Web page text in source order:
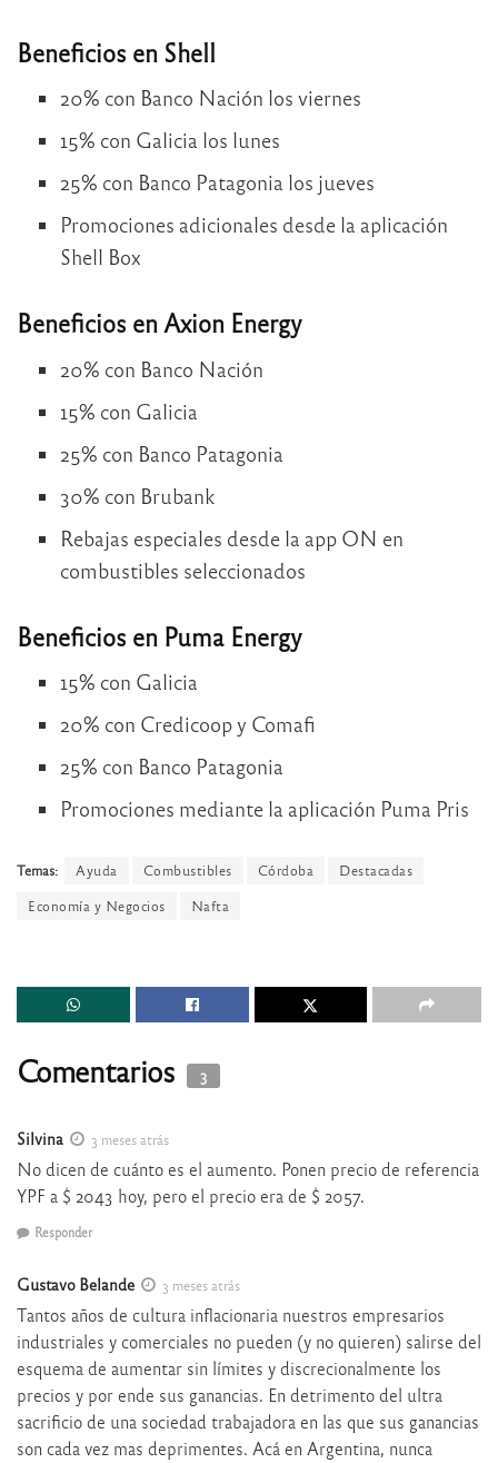
Beneficios en Shell
20% con Banco Nación los viernes
15% con Galicia los lunes
25% con Banco Patagonia los jueves
Promociones adicionales desde la aplicación
Shell Box
Beneficios en Axion Energy
20% con Banco Nación
15% con Galicia
25% con Banco Patagonia
30% con Brubank
Rebajas especiales desde la app ON en
combustibles seleccionados
Beneficios en Puma Energy
15% con Galicia
20% con Credicoop y Comafi
25% con Banco Patagonia
Promociones mediante la aplicación Puma Pris
Temas: Ayuda Combustibles Córdoba
Destacadas
Economía y Negocios
Nafta
Comentarios 3
Silvina 3 meses atrás
No dicen de cuánto es el aumento. Ponen precio de referencia
YPF a $ 2043 hoy, pero el precio era de $ 2057.
Responder
Gustavo Belande 3 meses atrás
Tantos años de cultura inflacionaria nuestros empresarios
industriales y comerciales no pueden (y no quieren) salirse del
esquema de aumentar sin límites y discrecionalmente los
precios y por ende sus ganancias. En detrimento del ultra
sacrificio de una sociedad trabajadora en las que sus ganancias
son cada vez mas deprimentes. Acá en Argentina, nunca